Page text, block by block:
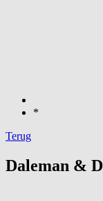
*
Terug
Daleman &